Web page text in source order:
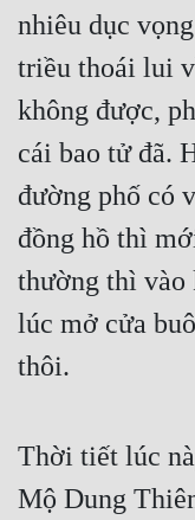
nhiêu dục
triều thoái lui
không được,
cái bao tử đã.
đường phố có
đồng hồ thì
thường thì vào
lúc mở cửa
thôi.
Thời tiết lúc
Mộ Dung